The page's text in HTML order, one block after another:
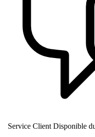
Service Client Disponible